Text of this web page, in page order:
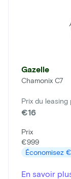
Gazelle
Chamonix C7
Prix du
€16
Prix
€999
Économisez
En savoir